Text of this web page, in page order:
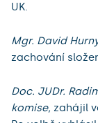
UK.
Mgr. David
zachování
Doc. JUDr.
komise, zahájil